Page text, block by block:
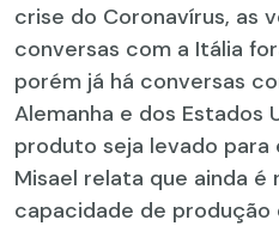
crise do Coronavírus, as
conversas com a Itália
porém já há conversas
Alemanha e dos Estados
produto seja levado para
Misael relata que ainda é
capacidade de produção